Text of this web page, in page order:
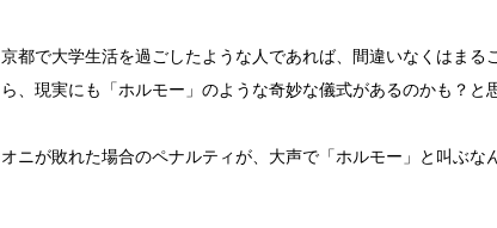
京都で大学生活を過ごしたような人であれば、間違いなくはまる
ら、現実にも「ホルモー」のような奇妙な儀式があるのかも？と
オニが敗れた場合のペナルティが、大声で「ホルモー」と叫ぶな